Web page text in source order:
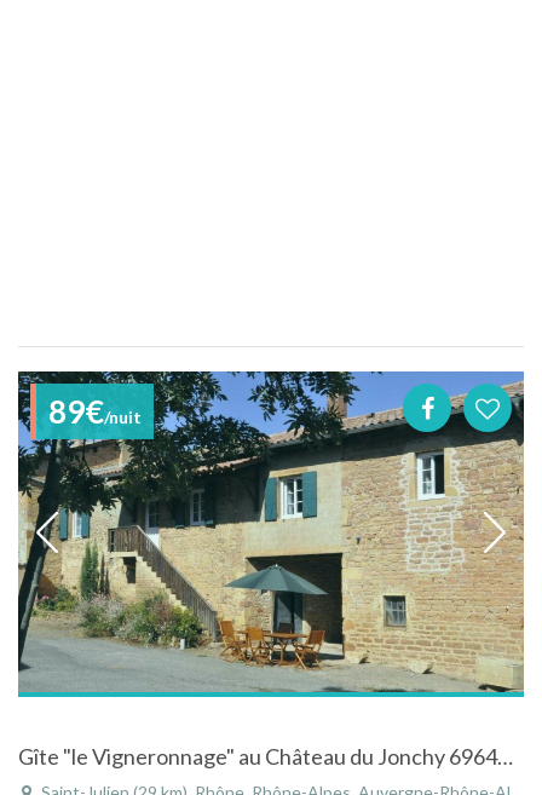
89€/nuit
Gîte "le Vigneronnage" au Château du Jonchy 69640 (6 gîtes) au milieu des vignes